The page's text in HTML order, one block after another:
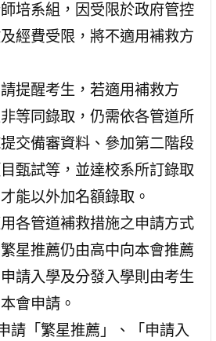
培系組，因受限於政府管控
經費受限，將不適用補救方
提醒考生，若適用補救方
等同錄取，仍需依各管道所
交備審資料、參加第二階段
甄試等，並達校系所訂錄取
能以外加名額錄取。
各管道補救措施之申請方式
星推薦仍由高中向本會推薦
請入學及分發入學則由考生
會申請。
請「繁星推薦」、「申請入